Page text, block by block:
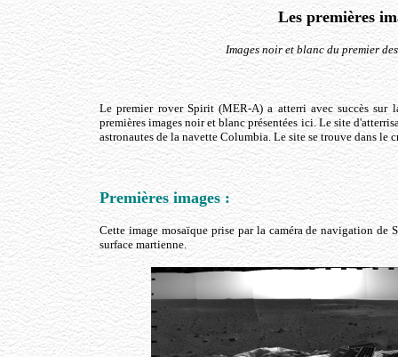
Les premières
Images noir et blanc du premier
Le premier rover Spirit (MER-A) a atterri avec succès sur
premières images noir et blanc présentées ici. Le site
astronautes de la navette Columbia. Le site se trouve dans le
Premières images :
Cette image mosaïque prise par la caméra de navigation
surface martienne.